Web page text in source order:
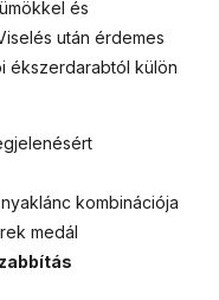
és
után érdemes
ékszerdarabtól külön
kombinációja
medál